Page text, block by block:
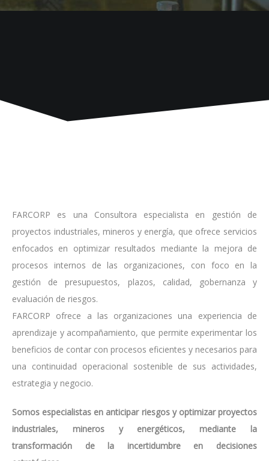
FARCORP es una Consultora especialista en gestión de
proyectos industriales, mineros y energía, que ofrece servicios
enfocados en optimizar resultados mediante la mejora de
procesos internos de las organizaciones, con foco en la
gestión de presupuestos, plazos, calidad, gobernanza y
evaluación de riesgos.
FARCORP ofrece a las organizaciones una experiencia de
aprendizaje y acompañamiento, que permite experimentar los
beneficios de contar con procesos eficientes y necesarios para
una continuidad operacional sostenible de sus actividades,
estrategia y negocio.
Somos especialistas en anticipar riesgos y optimizar proyectos
industriales, mineros y energéticos, mediante la
transformación de la incertidumbre en decisiones